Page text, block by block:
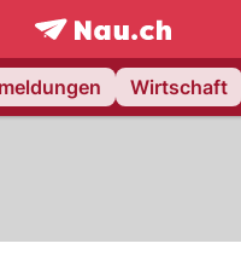
frontpage.NAU.ch
Wirtschaft